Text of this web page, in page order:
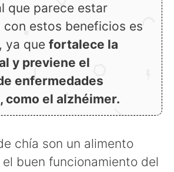
que parece estar
con estos beneficios es
ya que fortalece la
y previene el
enfermedades
como el alzhéimer.
chía son un alimento
buen funcionamiento del